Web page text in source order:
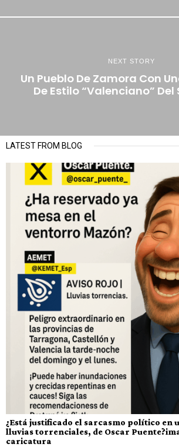
NEXT STORY
Un Pueblo De Zamora Con
De Estilo “valenciano” Del
LATEST FROM BLOG
¿Está justificado el sarcasmo político en
lluvias torrenciales, de Oscar
caricatura